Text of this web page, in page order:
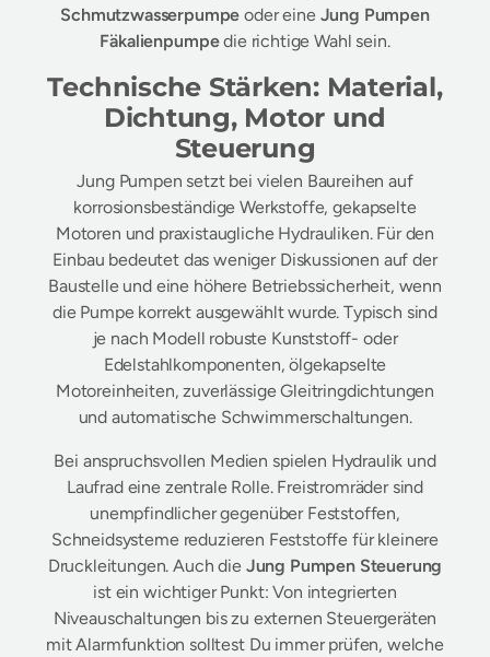
Schmutzwasserpumpe oder eine Jung Pumpen
Fäkalienpumpedie richtige Wahl sein.
Technische Stärken: Material,
Dichtung, Motor und
Steuerung
Jung Pumpen setzt bei vielen Baureihen auf
korrosionsbeständige Werkstoffe, gekapselte
Motoren und praxistaugliche Hydrauliken. Für den
Einbau bedeutet das weniger Diskussionen auf der
Baustelle und eine höhere Betriebssicherheit, wenn
die Pumpe korrekt ausgewählt wurde. Typisch sind
je nach Modell robuste Kunststoff- oder
Edelstahlkomponenten, ölgekapselte
Motoreinheiten, zuverlässige Gleitringdichtungen
und automatische Schwimmerschaltungen.
Bei anspruchsvollen Medien spielen Hydraulik und
Laufrad eine zentrale Rolle. Freistromräder sind
unempfindlicher gegenüber Feststoffen,
Schneidsysteme reduzieren Feststoffe für kleinere
Druckleitungen. Auch die Jung Pumpen Steuerung
ist ein wichtiger Punkt: Von integrierten
Niveauschaltungen bis zu externen Steuergeräten
mit Alarmfunktion solltest Du immer prüfen, welche